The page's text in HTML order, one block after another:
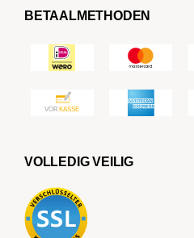
BETAALMETHODEN
VOLLEDIG VEILIG